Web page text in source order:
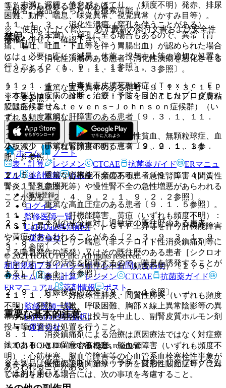
１％未満）浮腫、倦怠感、ほてり、（頻度不明）発赤、排尿
困難、動悸、喘息、味覚異常、視覚異常（かすみ目等）。
禁忌
２．１． 消化性潰瘍のある患者［消化性潰瘍を悪化させる
ことがある］〔９．１．１、１１．１．３参照〕。
２．２． 重篤な血液異常のある患者〔９．１．３、１１．
１．５参照〕。
２．３． 重篤な肝障害のある患者〔９．３．１、１１．
１．７参照〕。
２．４． 重篤な腎障害のある患者〔９．２．１、１１．
１．６参照〕。
２．５． 重篤な心機能不全のある患者〔９．１．４、１
１．１．８参照〕。
２．６． 重篤な高血圧症のある患者〔９．１．５参照〕。
２．７． 本剤の成分に対し過敏症の既往歴のある患者。
２．８． アスピリン喘息（非ステロイド性消炎鎮痛剤等に
よる喘息発作の誘発）又はその既往歴のある患者［シクロオ
キシゲナーゼの活性を阻害するので、喘息を誘発することが
ある］〔９．１．６参照〕。
２．９． 妊娠後期の女性〔９．５．１参照〕。
重要な基本的注意
８．１． 消炎鎮痛剤による治療は原因療法ではなく対症療
法であることに留意すること。
８．２． 慢性疾患（関節リウマチ、変形性関節症等）に対
し本剤を用いる場合には、次の事項を考慮すること。
等）があらわれることがある。
１１．１．３． 消化性潰瘍（穿孔を伴うことがある）
（０．１％未満）：穿孔に至る場合もあるので、異常（胃
痛、嘔吐、吐血・下血等を伴う胃腸出血）が認められた場合
には、必要に応じて減量、休薬、投与中止等の適切な処置を
行うこと〔２．１、９．１．１参照〕。
１１．１．４． 中毒性表皮壊死融解症（Ｔｏｘｉｃ Ｅｐ
ｉｄｅｒｍａｌ Ｎｅｃｒｏｌｙｓｉｓ：ＴＥＮ）、皮膚粘
膜眼症候群（Ｓｔｅｖｅｎｓ−Ｊｏｈｎｓｏｎ症候群）（い
ずれも頻度不明）。
１１．１．５． 汎血球減少、溶血性貧血、無顆粒球症、血
小板減少（いずれも頻度不明）〔２．２、９．１．３参
照〕。
１１．１．６． 腎不全（頻度不明）：急性腎障害（間質性
腎炎、腎乳頭壊死等）や慢性腎不全の急性増悪があらわれる
ことがある〔２．４、９．２．１、９．２．２参照〕。
１１．１．７． 肝機能障害、黄疸（いずれも頻度不明）：
ＡＳＴ上昇、ＡＬＴ上昇、γ−ＧＴＰ上昇等を伴う肝機能障害
や黄疸があらわれることがある〔２．３、９．３．１、９．
３．２参照〕。
１１．１．８． うっ血性心不全（頻度不明）〔２．５、
９．１．４参照〕。
１１．１．９． 好酸球性肺炎、間質性肺炎（いずれも頻度
不明）：発熱、咳嗽、呼吸困難、胸部Ｘ線上異常陰影等の異
常が認められた場合には投与を中止し、副腎皮質ホルモン剤
投与等の適切な処置を行うこと。
１１．１．１０． 心筋梗塞、脳血管障害（いずれも頻度不
明）：心筋梗塞、脳血管障害等の心血管系血栓塞栓性事象が
あらわれることがある。
一般名、製品名どちらでも検索可能！
※ ご使用いただく際に、必ず最新の添付文書および安全性
情報も併せてご確認下さい。
※本製品は疾病の診断・治療・予防を目的としたプログラム
ではありません。
ホーム
ノート
表・計算
レジメン CTCAE 抗菌薬ガイド
ERマニュ
アル
薬剤情報 ポスト
新規登録
ログイン
監修医師一覧
UpToDate特別割引
運営会社
© 2021 HOKUTO Inc. All rights reserved.
利用規約プライバシーポリシーお問い合わせ
ホーム
表・計算 レジメン CTCAE
抗菌薬ガイド
ERマニュアル
薬剤情報 ポスト
監修医師一覧
UpToDate特別割引
運営会社
© 2021 HOKUTO Inc. All rights reserved.
※本製品は疾病の診断・治療・予防を目的としたプログラム
ではありません。